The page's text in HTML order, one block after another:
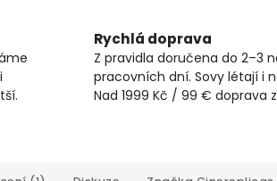
Rychlá doprava
Z pravidla doručena do 2–3
pracovních dní. Sovy létají i
Nad 1999 Kč / 99 € doprava